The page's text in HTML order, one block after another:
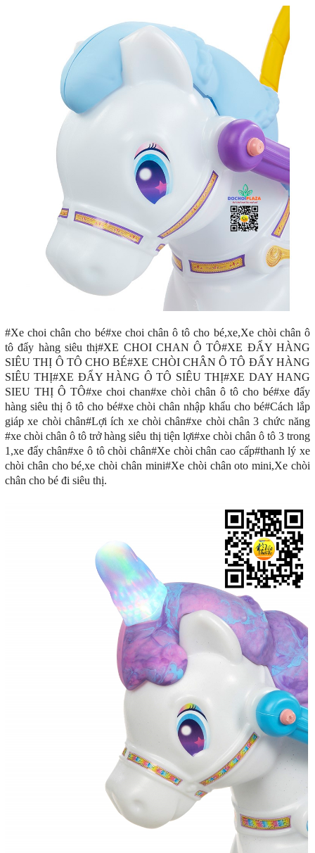
#Xe choi chân cho bé#xe choi chân ô tô cho bé,xe,Xe chòi chân ô
tô đẩy hàng siêu thị#XE CHOI CHAN Ô TÔ#XE ĐẨY HÀNG
SIÊU THỊ Ô TÔ CHO BÉ#XE CHÒI CHÂN Ô TÔ ĐẨY HÀNG
SIÊU THỊ#XE ĐẨY HÀNG Ô TÔ SIÊU THỊ#XE DAY HANG
SIEU THỊ Ô TÔ#xe choi chan#xe chòi chân ô tô cho bé#xe đẩy
hàng siêu thị ô tô cho bé#xe chòi chân nhập khẩu cho bé#Cách lắp
giáp xe chòi chân#Lợi ích xe chòi chân#xe chòi chân 3 chức năng
#xe chòi chân ô tô trở hàng siêu thị tiện lợi#xe chòi chân ô tô 3 trong
1,xe đẩy chân#xe ô tô chòi chân#Xe chòi chân cao cấp#thanh lý xe
chòi chân cho bé,xe chòi chân mini#Xe chòi chân oto mini,Xe chòi
chân cho bé đi siêu thị.